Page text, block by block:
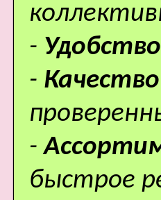
- Удобство
- Качество
-
быстрое